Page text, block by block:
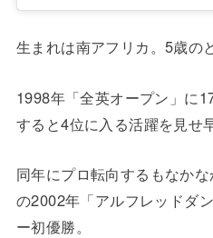
生まれは南アフリカ。5歳の
1998年「全英オープン」に
すると4位に入る活躍を見せ
同年にプロ転向するもなか
の2002年「アルフレッドダ
ー初優勝。